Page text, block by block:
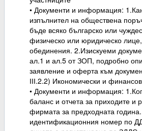
• Документи и информация:
изпълнител на обществена
бъде всяко българско или
физическо или юридическо лице,
обединения. 2.Изискуеми
ал.1 и ал.5 от ЗОП, подробно
заявление и оферта към
ІІІ.2.2) Икономически и
• Документи и информация:
баланс и отчета за приходите и
фирмата за предходната
идентификационния номер по